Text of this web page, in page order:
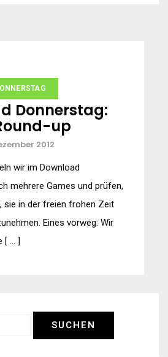
Donnerstag:
up
2012
wir im Download
mehrere Games und prüfen,
sie in der freien frohen Zeit
Eines vorweg: Wir
[ … ]